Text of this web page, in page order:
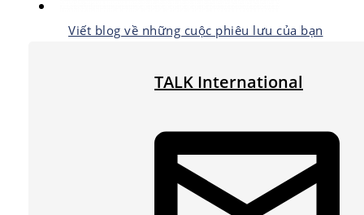
Viết blog về những cuộc phiêu lưu của bạn
TALK International